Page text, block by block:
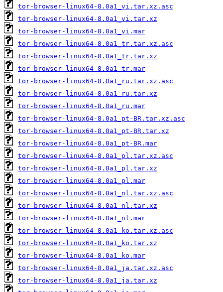
tor-browser-linux64-8.0a1_vi.tar.xz.asc
tor-browser-linux64-8.0a1_vi.tar.xz
tor-browser-linux64-8.0a1_vi.mar
tor-browser-linux64-8.0a1_tr.tar.xz.asc
tor-browser-linux64-8.0a1_tr.tar.xz
tor-browser-linux64-8.0a1_tr.mar
tor-browser-linux64-8.0a1_ru.tar.xz.asc
tor-browser-linux64-8.0a1_ru.tar.xz
tor-browser-linux64-8.0a1_ru.mar
tor-browser-linux64-8.0a1_pt-BR.tar.xz.asc
tor-browser-linux64-8.0a1_pt-BR.tar.xz
tor-browser-linux64-8.0a1_pt-BR.mar
tor-browser-linux64-8.0a1_pl.tar.xz.asc
tor-browser-linux64-8.0a1_pl.tar.xz
tor-browser-linux64-8.0a1_pl.mar
tor-browser-linux64-8.0a1_nl.tar.xz.asc
tor-browser-linux64-8.0a1_nl.tar.xz
tor-browser-linux64-8.0a1_nl.mar
tor-browser-linux64-8.0a1_ko.tar.xz.asc
tor-browser-linux64-8.0a1_ko.tar.xz
tor-browser-linux64-8.0a1_ko.mar
tor-browser-linux64-8.0a1_ja.tar.xz.asc
tor-browser-linux64-8.0a1_ja.tar.xz